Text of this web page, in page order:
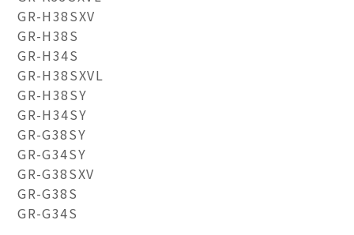
GR-H38SXV
GR-H38S
GR-H34S
GR-H38SXVL
GR-H38SY
GR-H34SY
GR-G38SY
GR-G34SY
GR-G38SXV
GR-G38S
GR-G34S